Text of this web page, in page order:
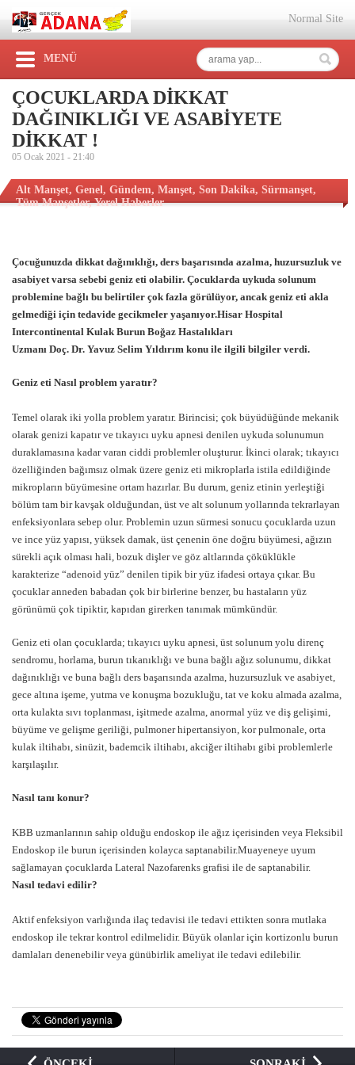
Normal Site
MENÜ
ÇOCUKLARDA DİKKAT
DAĞINIKLIĞI VE ASABİYETE
DİKKAT !
05 Ocak 2021 - 21:40
Alt Manşet, Genel, Gündem, Manşet, Son Dakika, Sürmanşet,
Tüm Manşetler,Yerel Haberler
Çocuğunuzda dikkat dağınıklığı, ders başarısında azalma, huzursuzluk ve
asabiyet varsa sebebi geniz eti olabilir. Çocuklarda uykuda solunum
problemine bağlı bu belirtiler çok fazla görülüyor, ancak geniz eti akla
gelmediği için tedavide gecikmeler yaşanıyor.Hisar Hospital
Intercontinental Kulak Burun Boğaz Hastalıkları
Uzmanı Doç. Dr. Yavuz Selim Yıldırım konu ile ilgili bilgiler verdi.
Geniz eti Nasıl problem yaratır?
Temel olarak iki yolla problem yaratır. Birincisi; çok büyüdüğünde mekanik
olarak genizi kapatır ve tıkayıcı uyku apnesi denilen uykuda solunumun
duraklamasına kadar varan ciddi problemler oluşturur. İkinci olarak; tıkayıcı
özelliğinden bağımsız olmak üzere geniz eti mikroplarla istila edildiğinde
mikropların büyümesine ortam hazırlar. Bu durum, geniz etinin yerleştiği
bölüm tam bir kavşak olduğundan, üst ve alt solunum yollarında tekrarlayan
enfeksiyonlara sebep olur. Problemin uzun sürmesi sonucu çocuklarda uzun
ve ince yüz yapısı, yüksek damak, üst çenenin öne doğru büyümesi, ağızın
sürekli açık olması hali, bozuk dişler ve göz altlarında çöküklükle
karakterize “adenoid yüz” denilen tipik bir yüz ifadesi ortaya çıkar. Bu
çocuklar anneden babadan çok bir birlerine benzer, bu hastaların yüz
görünümü çok tipiktir, kapıdan girerken tanımak mümkündür.
Geniz eti olan çocuklarda; tıkayıcı uyku apnesi, üst solunum yolu direnç
sendromu, horlama, burun tıkanıklığı ve buna bağlı ağız solunumu, dikkat
dağınıklığı ve buna bağlı ders başarısında azalma, huzursuzluk ve asabiyet,
gece altına işeme, yutma ve konuşma bozukluğu, tat ve koku almada azalma,
orta kulakta sıvı toplanması, işitmede azalma, anormal yüz ve diş gelişimi,
büyüme ve gelişme geriliği, pulmoner hipertansiyon, kor pulmonale, orta
kulak iltihabı, sinüzit, bademcik iltihabı, akciğer iltihabı gibi problemlerle
karşılaşılır.
Nasıl tanı konur?
KBB uzmanlarının sahip olduğu endoskop ile ağız içerisinden veya Fleksibil
Endoskop ile burun içerisinden kolayca saptanabilir.Muayeneye uyum
sağlamayan çocuklarda Lateral Nazofarenks grafisi ile de saptanabilir.
Nasıl tedavi edilir?
Aktif enfeksiyon varlığında ilaç tedavisi ile tedavi ettikten sonra mutlaka
endoskop ile tekrar kontrol edilmelidir. Büyük olanlar için kortizonlu burun
damlaları denenebilir veya günübirlik ameliyat ile tedavi edilebilir.